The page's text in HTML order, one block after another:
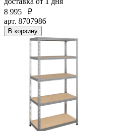
8 995
₽
арт. 8707986
В корзину